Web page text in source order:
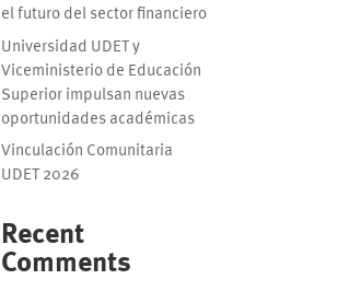
el futuro del sector financiero
Universidad UDET y
Viceministerio de Educación
Superior impulsan nuevas
oportunidades académicas
Vinculación Comunitaria
UDET 2026
Recent
Comments